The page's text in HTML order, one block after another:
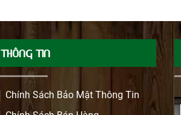
THÔNG TIN
Chính Sách Bảo Mật Thông Tin